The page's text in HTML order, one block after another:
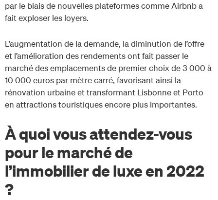
par le biais de nouvelles plateformes comme Airbnb a
fait exploser les loyers.
L’augmentation de la demande, la diminution de l’offre
et l’amélioration des rendements ont fait passer le
marché des emplacements de premier choix de 3 000 à
10 000 euros par mètre carré, favorisant ainsi la
rénovation urbaine et transformant Lisbonne et Porto
en attractions touristiques encore plus importantes.
À quoi vous attendez-vous
pour le marché de
l’immobilier de luxe en 2022
?